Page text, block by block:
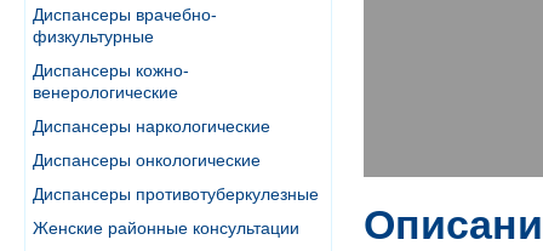
Диспансеры врачебно-
физкультурные
Диспансеры кожно-
венерологические
Диспансеры наркологические
Диспансеры онкологические
Диспансеры противотуберкулезные
Женские районные консультации